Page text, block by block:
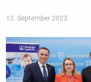
12. September 2023